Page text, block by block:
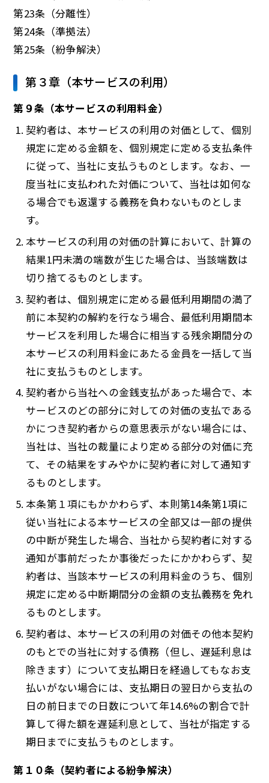
第23条（分離性）
第24条（準拠法）
第25条（紛争解決）
第３章（本サービスの利用）
第９条（本サービスの利用料金）
契約者は、本サービスの利用の対価として、個別
規定に定める金額を、個別規定に定める支払条件
に従って、当社に支払うものとします。なお、一
度当社に支払われた対価について、当社は如何な
る場合でも返還する義務を負わないものとしま
す。
本サービスの利用の対価の計算において、計算の
結果1円未満の端数が生じた場合は、当該端数は
切り捨てるものとします。
契約者は、個別規定に定める最低利用期間の満了
前に本契約の解約を行なう場合、最低利用期間本
サービスを利用した場合に相当する残余期間分の
本サービスの利用料金にあたる金員を一括して当
社に支払うものとします。
契約者から当社への金銭支払があった場合で、本
サービスのどの部分に対しての対価の支払である
かにつき契約者からの意思表示がない場合には、
当社は、当社の裁量により定める部分の対価に充
て、その結果をすみやかに契約者に対して通知す
るものとします。
本条第１項にもかかわらず、本則第14条第1項に
従い当社による本サービスの全部又は一部の提供
の中断が発生した場合、当社から契約者に対する
通知が事前だったか事後だったにかかわらず、契
約者は、当該本サービスの利用料金のうち、個別
規定に定める中断期間分の金額の支払義務を免れ
るものとします。
契約者は、本サービスの利用の対価その他本契約
のもとでの当社に対する債務（但し、遅延利息は
除きます）について支払期日を経過してもなお支
払いがない場合には、支払期日の翌日から支払の
日の前日までの日数について年14.6%の割合で計
算して得た額を遅延利息として、当社が指定する
期日までに支払うものとします。
第１０条（契約者による紛争解決）